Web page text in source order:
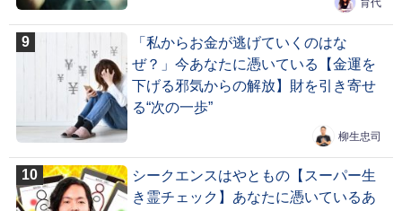
育代
「私からお金が逃げていくのはな
ぜ？」今あなたに憑いている【金運を
下げる邪気からの解放】財を引き寄せ
る“次の一歩”
柳生忠司
シークエンスはやともの【スーパー生
き霊チェック】あなたに憑いているあ